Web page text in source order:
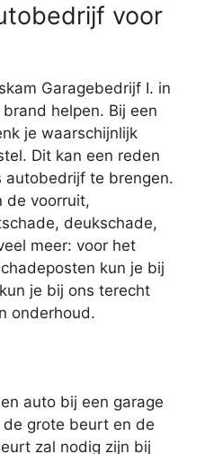
voor
Garagebedrijf I. in
helpen. Bij een
je waarschijnlijk
Dit kan een reden
autobedrijf te brengen.
de voorruit,
deukschade,
meer: voor het
kun je bij
je bij ons terecht
onderhoud.
auto bij een garage
grote beurt en de
zal nodig zijn bij